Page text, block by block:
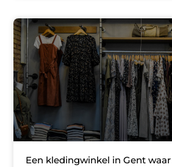
Een kledingwinkel in Gent